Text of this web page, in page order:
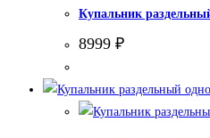
Купальник
8999 ₽